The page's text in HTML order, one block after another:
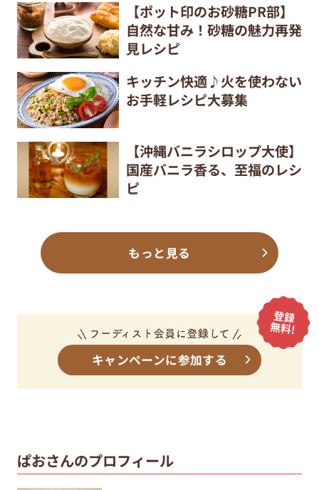
【ポット印のお砂糖PR部】
自然な甘み！砂糖の魅力再発
見レシピ
キッチン快適♪火を使わない
お手軽レシピ大募集
【沖縄バニラシロップ大使】
国産バニラ香る、至福のレシ
ピ
もっと見る
キャンペーンに参加する
ぱおさんのプロフィール